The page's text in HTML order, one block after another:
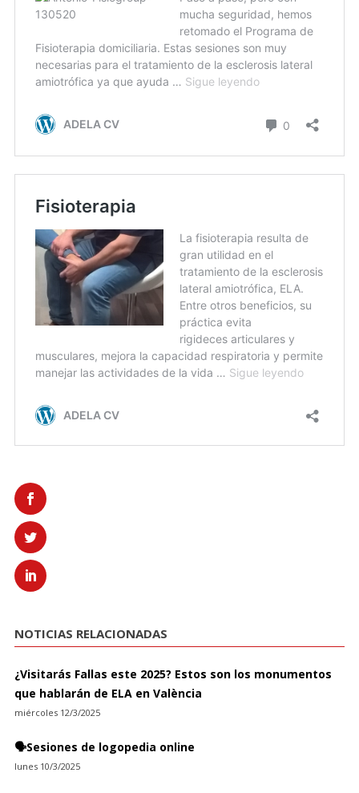
NOTICIAS RELACIONADAS
¿Visitarás Fallas este 2025? Estos son los monumentos
que hablarán de ELA en València
miércoles 12/3/2025
🗣️Sesiones de logopedia online
lunes 10/3/2025